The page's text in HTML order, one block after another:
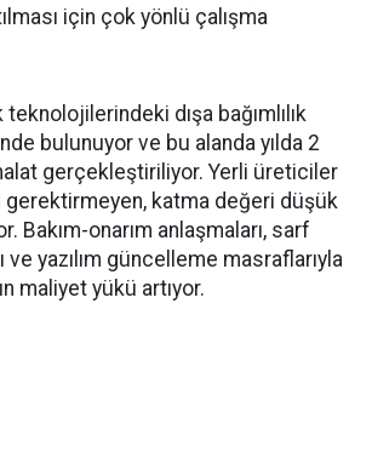
için çok yönlü çalışma
dışa bağımlılık
bulunuyor ve bu alanda yılda 2
gerçekleştiriliyor. Yerli üreticiler
katma değeri düşük
Bakım-onarım anlaşmaları, sarf
ve yazılım güncelleme masraflarıyla
maliyet yükü artıyor.